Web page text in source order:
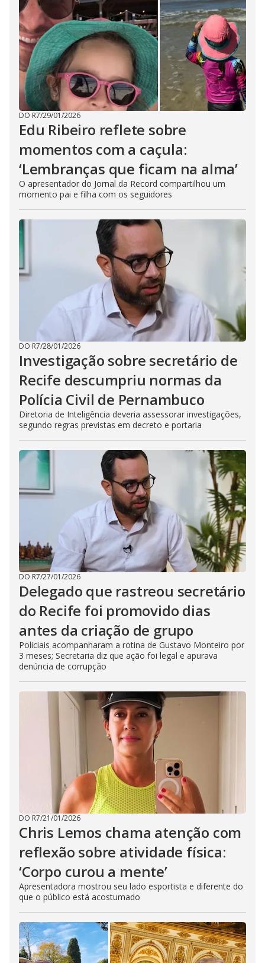
DO R7/29/01/2026
Edu Ribeiro reflete sobre
momentos com a caçula:
‘Lembranças que ficam na alma’
O apresentador do Jornal da Record compartilhou um
momento pai e filha com os seguidores
DO R7/28/01/2026
Investigação sobre secretário de
Recife descumpriu normas da
Polícia Civil de Pernambuco
Diretoria de Inteligência deveria assessorar investigações,
segundo regras previstas em decreto e portaria
DO R7/27/01/2026
Delegado que rastreou secretário
do Recife foi promovido dias
antes da criação de grupo
Policiais acompanharam a rotina de Gustavo Monteiro por
3 meses; Secretaria diz que ação foi legal e apurava
denúncia de corrupção
DO R7/21/01/2026
Chris Lemos chama atenção com
reflexão sobre atividade física:
‘Corpo curou a mente’
Apresentadora mostrou seu lado esportista e diferente do
que o público está acostumado